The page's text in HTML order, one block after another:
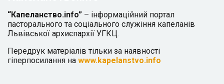
“Капеланство.info” – інформаційний портал
пасторального та соціального служіння капеланів
Львівської архиєпархії УГКЦ.
Передрук матеріалів тільки за наявності
гіперпосилання на www.kapelanstvo.info